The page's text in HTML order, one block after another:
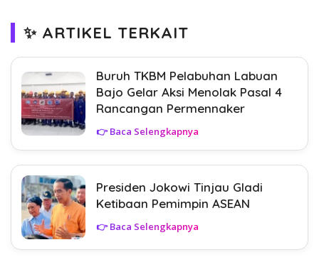
✨ ARTIKEL TERKAIT
Buruh TKBM Pelabuhan Labuan
Bajo Gelar Aksi Menolak Pasal 4
Rancangan Permennaker
👉 Baca Selengkapnya
Presiden Jokowi Tinjau Gladi
Ketibaan Pemimpin ASEAN
👉 Baca Selengkapnya